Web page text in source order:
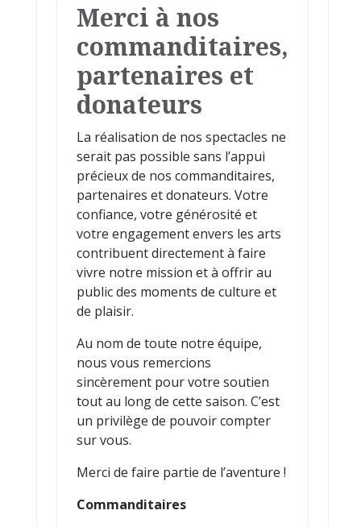
Merci à nos
commanditaires,
partenaires et
donateurs
La réalisation de nos spectacles ne
serait pas possible sans l’appui
précieux de nos commanditaires,
partenaires et donateurs. Votre
confiance, votre générosité et
votre engagement envers les arts
contribuent directement à faire
vivre notre mission et à offrir au
public des moments de culture et
de plaisir.
Au nom de toute notre équipe,
nous vous remercions
sincèrement pour votre soutien
tout au long de cette saison. C’est
un privilège de pouvoir compter
sur vous.
Merci de faire partie de l’aventure !
Commanditaires